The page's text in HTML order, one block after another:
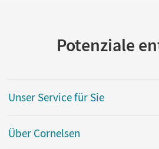
Potenziale
Unser Service für Sie
Über Cornelsen